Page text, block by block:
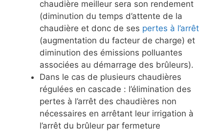
chaudière meilleur sera son rendement
(diminution du temps d’attente de la
chaudière et donc de ses pertes à l’arrêt
(augmentation du facteur de charge) et
diminution des émissions polluantes
associées au démarrage des brûleurs).
Dans le cas de plusieurs chaudières
régulées en cascade : l’élimination des
pertes à l’arrêt des chaudières non
nécessaires en arrêtant leur irrigation à
l’arrêt du brûleur par fermeture